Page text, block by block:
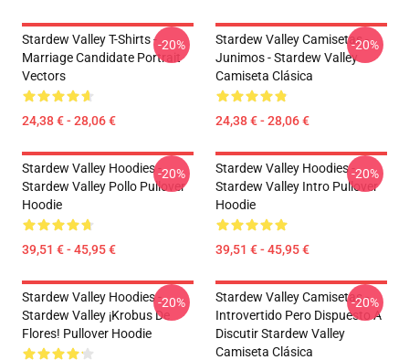
Stardew Valley T-Shirts -
Marriage Candidate Portrait
Vectors
24,38 € - 28,06 €
-20%
Stardew Valley Camisetas -
Junimos - Stardew Valley
Camiseta Clásica
24,38 € - 28,06 €
-20%
Stardew Valley Hoodies -
Stardew Valley Pollo Pullover
Hoodie
39,51 € - 45,95 €
-20%
Stardew Valley Hoodies -
Stardew Valley Intro Pullover
Hoodie
39,51 € - 45,95 €
-20%
Stardew Valley Hoodies -
Stardew Valley ¡Krobus De
Flores! Pullover Hoodie
-20%
Stardew Valley Camisetas -
Introvertido Pero Dispuesto A
Discutir Stardew Valley
Camiseta Clásica
-20%